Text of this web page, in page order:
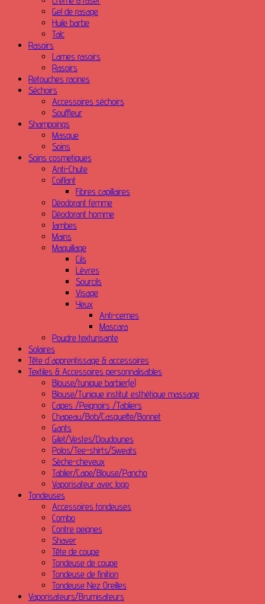
Gel de rasage
Huile barbe
Talc
Rasoirs
Lames rasoirs
Rasoirs
Retouches racines
Séchoirs
Accessoires séchoirs
Souffleur
Shampoings
Masque
Soins
Soins cosmetiques
Anti-Chute
Coiffant
Fibres capillaires
Déodorant femme
Déodorant homme
Jambes
Mains
Maquillage
Cils
Lèvres
Sourcils
Visage
Yeux
Anti-cernes
Mascara
Poudre texturisante
Solaires
Tête d'apprentissage & accessoires
Textiles & Accessoires personnalisables
Blouse/tunique barbier(e)
Blouse/Tunique institut esthétique massage
Capes /Peignoirs /Tabliers
Chapeau/Bob/Casquette/Bonnet
Gants
Gilet/Vestes/Doudounes
Polos/Tee-shirts/Sweats
Sèche-cheveux
Tablier/Cape/Blouse/Pancho
Vaporisateur avec logo
Tondeuses
Accessoires tondeuses
Combo
Contre peignes
Shaver
Tête de coupe
Tondeuse de coupe
Tondeuse de finition
Tondeuse Nez Oreilles
Vaporisateurs/Brumisateurs